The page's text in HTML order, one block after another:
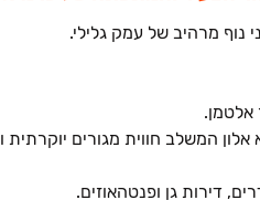
נוף מרהיב של עמק גלילי.
אלטמן.
אלון המשלב חווית מגורים יוקרתית